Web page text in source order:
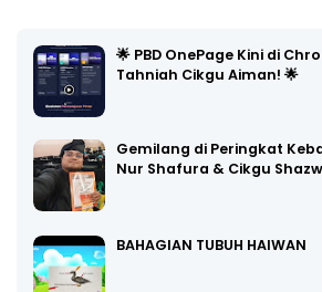
🌟 PBD OnePage Kini di
Tahniah Cikgu Aiman! 🌟
Gemilang di Peringkat
Nur Shafura & Cikgu
BAHAGIAN TUBUH HAIWAN